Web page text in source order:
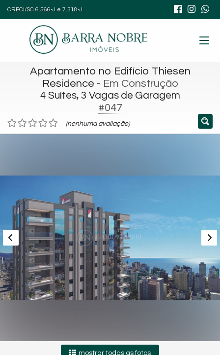
CRECI/SC 6.566-J e 7.318-J
Apartamento no Edifício Thiesen
Residence - Em Construção
4 Suítes, 3 Vagas de Garagem
#047
(nenhuma avaliação)
mostrar todas as fotos